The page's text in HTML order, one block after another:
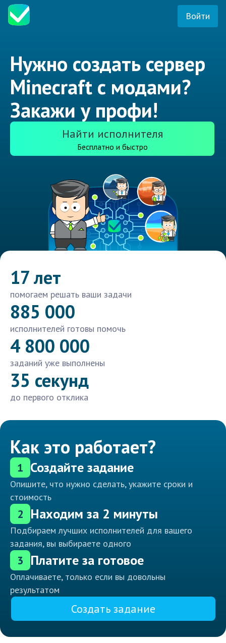
Войти
Нужно создать сервер
Minecraft с модами?
Закажи у профи!
Найти исполнителя
Бесплатно и быстро
17 лет
помогаем решать ваши задачи
885 000
исполнителей готовы помочь
4 800 000
заданий уже выполнены
35 секунд
до первого отклика
Как это работает?
1 Создайте задание
Опишите, что нужно сделать, укажите сроки и
стоимость
2 Находим за 2 минуты
Подбираем лучших исполнителей для вашего
задания, вы выбираете одного
3 Платите за готовое
Оплачиваете, только если вы довольны
результатом
Создать задание